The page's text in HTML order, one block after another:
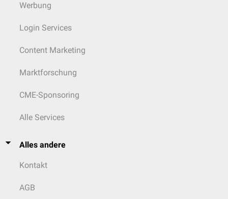
Werbung
Login Services
Content Marketing
Marktforschung
CME-Sponsoring
Alle Services
Alles andere
Kontakt
AGB